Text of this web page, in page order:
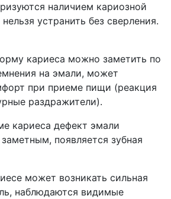
наличием кариозной
устранить без сверления.
кариеса можно заметить по
на эмали, может
при приеме пищи (реакция
раздражители).
кариеса дефект эмали
появляется зубная
может возникать сильная
наблюдаются видимые